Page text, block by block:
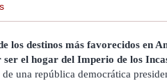
los destinos más favorecidos en
ser el hogar del Imperio de los
de una república democrática